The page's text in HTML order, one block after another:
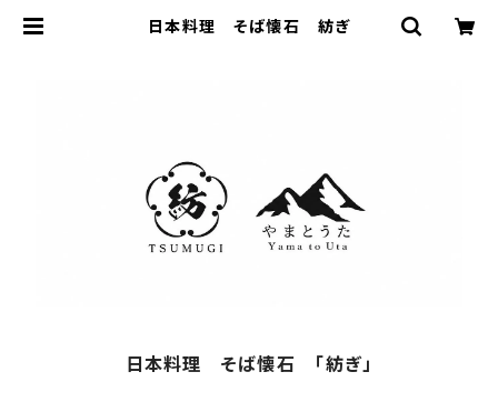
日本料理 そば懐石 紡ぎ
日本料理 そば懐石 「紡ぎ」